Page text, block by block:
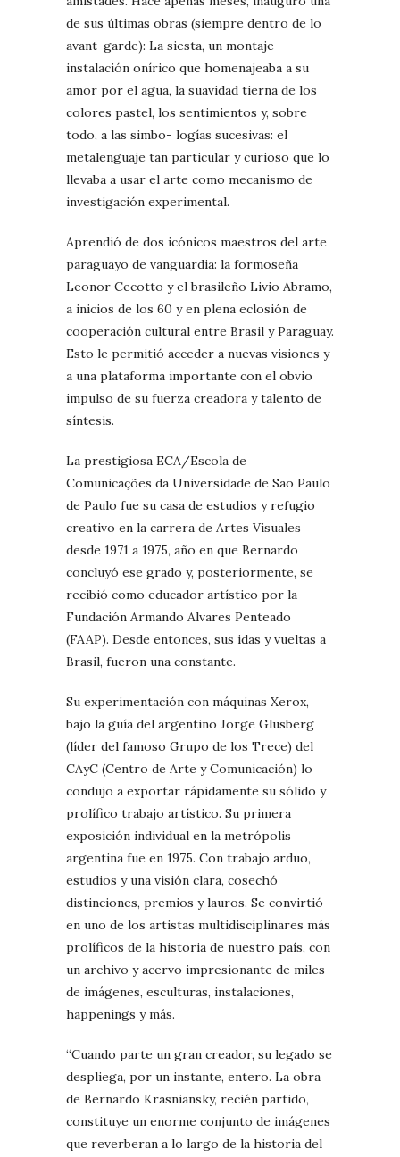
de sus últimas obras (siempre dentro de lo
avant-garde): La siesta, un montaje-
instalación onírico que homenajeaba a su
amor por el agua, la suavidad tierna de los
colores pastel, los sentimientos y, sobre
todo, a las simbo- logías sucesivas: el
metalenguaje tan particular y curioso que lo
llevaba a usar el arte como mecanismo de
investigación experimental.
Aprendió de dos icónicos maestros del arte
paraguayo de vanguardia: la formoseña
Leonor Cecotto y el brasileño Livio Abramo,
a inicios de los 60 y en plena eclosión de
cooperación cultural entre Brasil y Paraguay.
Esto le permitió acceder a nuevas visiones y
a una plataforma importante con el obvio
impulso de su fuerza creadora y talento de
síntesis.
La prestigiosa ECA/Escola de
Comunicações da Universidade de São Paulo
de Paulo fue su casa de estudios y refugio
creativo en la carrera de Artes Visuales
desde 1971 a 1975, año en que Bernardo
concluyó ese grado y, posteriormente, se
recibió como educador artístico por la
Fundación Armando Alvares Penteado
(FAAP). Desde entonces, sus idas y vueltas a
Brasil, fueron una constante.
Su experimentación con máquinas Xerox,
bajo la guía del argentino Jorge Glusberg
(líder del famoso Grupo de los Trece) del
CAyC (Centro de Arte y Comunicación) lo
condujo a exportar rápidamente su sólido y
prolífico trabajo artístico. Su primera
exposición individual en la metrópolis
argentina fue en 1975. Con trabajo arduo,
estudios y una visión clara, cosechó
distinciones, premios y lauros. Se convirtió
en uno de los artistas multidisciplinares más
prolíficos de la historia de nuestro país, con
un archivo y acervo impresionante de miles
de imágenes, esculturas, instalaciones,
happenings y más.
“Cuando parte un gran creador, su legado se
despliega, por un instante, entero. La obra
de Bernardo Krasniansky, recién partido,
constituye un enorme conjunto de imágenes
que reverberan a lo largo de la historia del